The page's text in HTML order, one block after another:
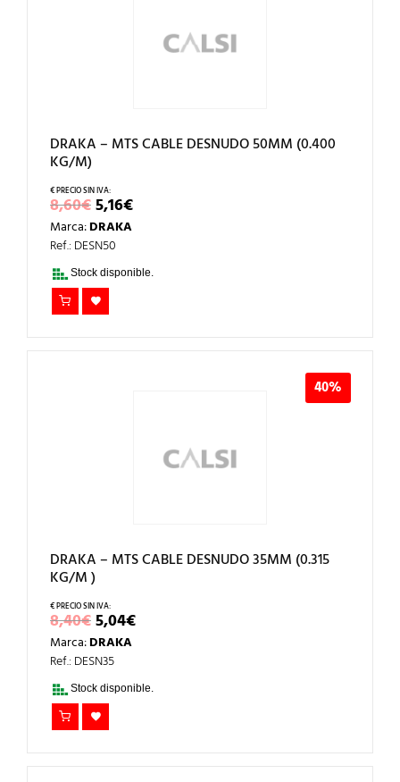
DRAKA – MTS CABLE DESNUDO 50MM (0.400
KG/M)
8,60€EL
PRECIO
ORIGINAL
ERA:
8,60€.
5,16€EL
PRECIO
5,16€.
Marca:DRAKA
Ref.: DESN50
Stock disponible.
40%
DRAKA – MTS CABLE DESNUDO 35MM (0.315
KG/M )
8,40€EL
PRECIO
ORIGINAL
ERA:
8,40€.
5,04€EL
PRECIO
5,04€.
Marca:DRAKA
Ref.: DESN35
Stock disponible.